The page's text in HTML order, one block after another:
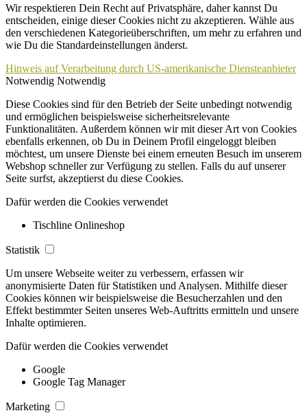
Wir respektieren Dein Recht auf Privatsphäre, daher kannst Du
entscheiden, einige dieser Cookies nicht zu akzeptieren. Wähle aus
den verschiedenen Kategorieüberschriften, um mehr zu erfahren und
wie Du die Standardeinstellungen änderst.
Hinweis auf Verarbeitung durch US-amerikanische Diensteanbieter
Notwendig Notwendig
Diese Cookies sind für den Betrieb der Seite unbedingt notwendig
und ermöglichen beispielsweise sicherheitsrelevante
Funktionalitäten. Außerdem können wir mit dieser Art von Cookies
ebenfalls erkennen, ob Du in Deinem Profil eingeloggt bleiben
möchtest, um unsere Dienste bei einem erneuten Besuch im unserem
Webshop schneller zur Verfügung zu stellen. Falls du auf unserer
Seite surfst, akzeptierst du diese Cookies.
Dafür werden die Cookies verwendet
Tischline Onlineshop
Statistik
Um unsere Webseite weiter zu verbessern, erfassen wir
anonymisierte Daten für Statistiken und Analysen. Mithilfe dieser
Cookies können wir beispielsweise die Besucherzahlen und den
Effekt bestimmter Seiten unseres Web-Auftritts ermitteln und unsere
Inhalte optimieren.
Dafür werden die Cookies verwendet
Google
Google Tag Manager
Marketing